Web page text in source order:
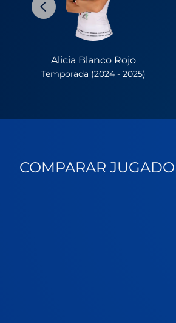
Alicia Blanco Rojo
Temporada (2024 - 2025)
COMPARAR